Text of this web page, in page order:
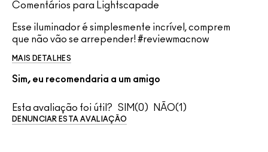
Comentários para Lightscapade
Esse iluminador é simplesmente incrível, comprem
que não vão se arrepender! #reviewmacnow
MAIS DETALHES
Sim, eu recomendaria a um amigo
Esta avaliação foi útil? 0 1
DENUNCIAR ESTA AVALIAÇÃO